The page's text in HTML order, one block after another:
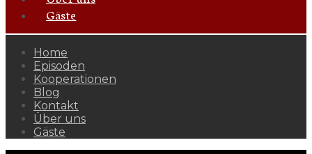
Gäste
Home
Episoden
Kooperationen
Blog
Kontakt
Über uns
Gäste